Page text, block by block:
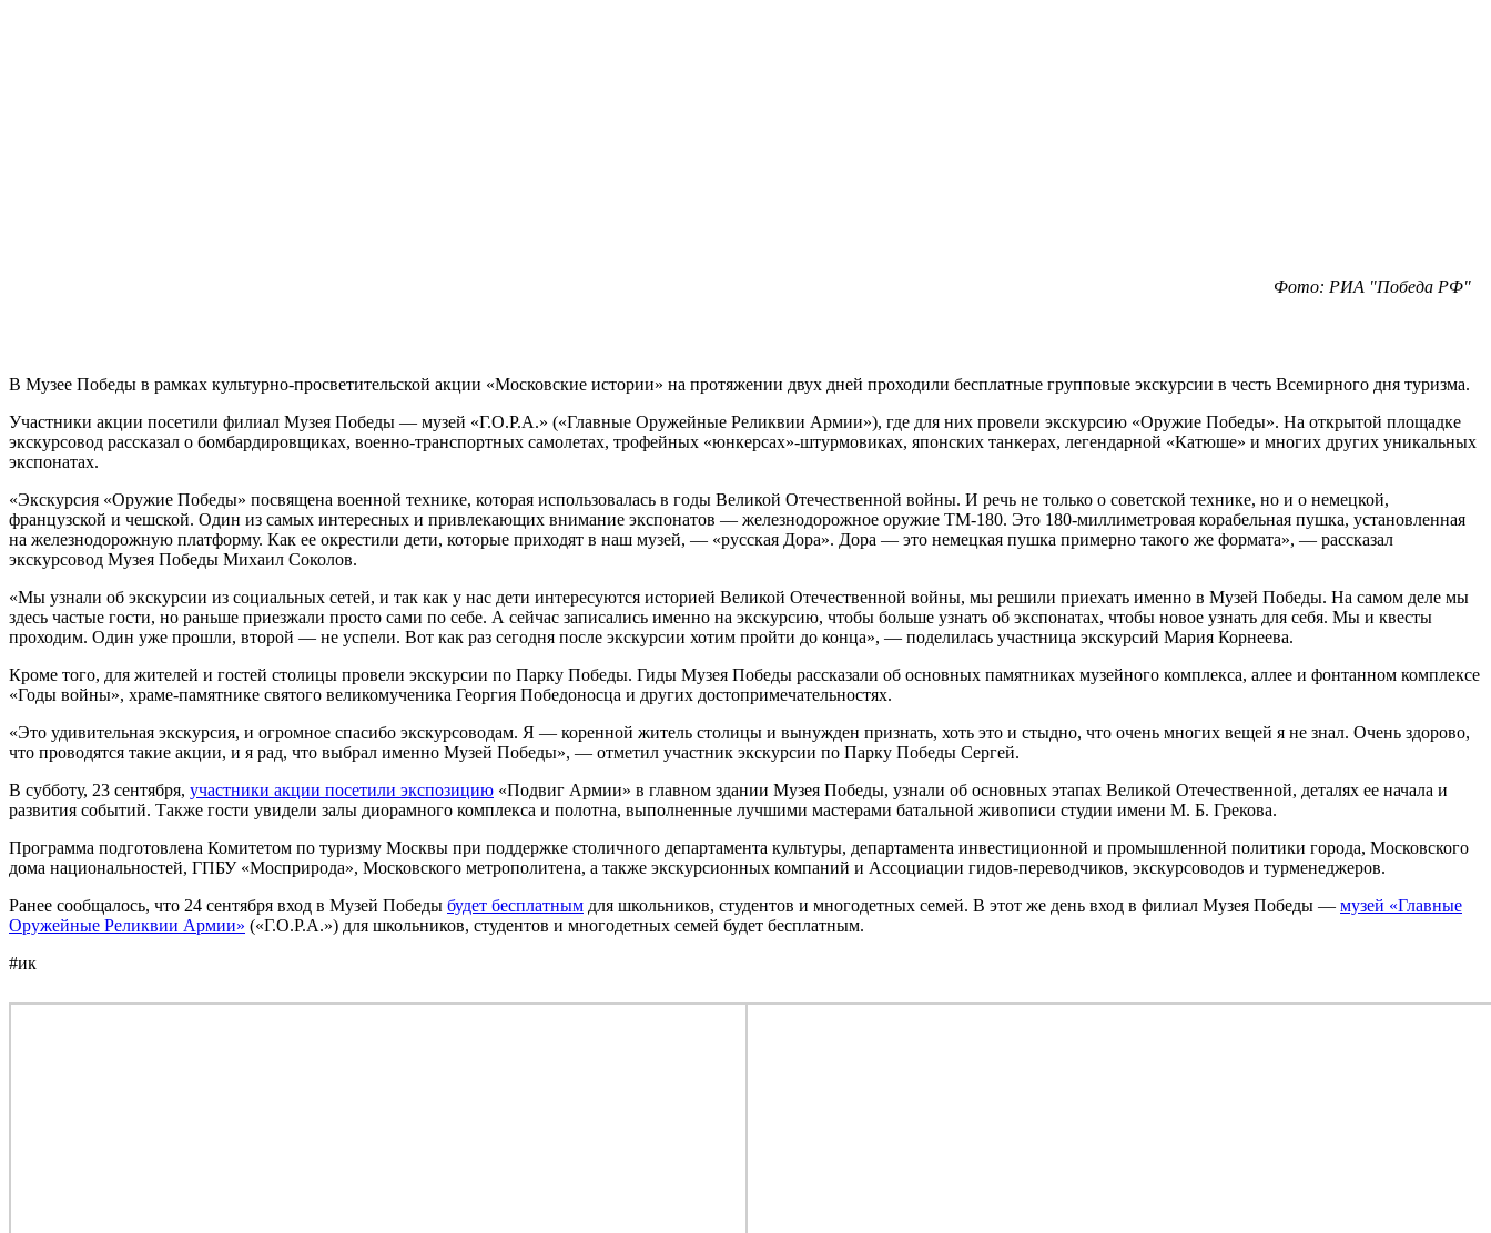
Фото: РИА "Победа РФ"
В Музее Победы в рамках культурно-просветительской акции «Московские истории» на протяжении двух дней проходили бесплатные групповые экскурсии в честь Всемирного дня туризма.
Участники акции посетили филиал Музея Победы — музей «Г.О.Р.А.» («Главные Оружейные Реликвии Армии»), где для них провели экскурсию «Оружие Победы». На открытой площадке
экскурсовод рассказал о бомбардировщиках, военно-транспортных самолетах, трофейных «юнкерсах»-штурмовиках, японских танкерах, легендарной «Катюше» и многих других уникальных
экспонатах.
«Экскурсия «Оружие Победы» посвящена военной технике, которая использовалась в годы Великой Отечественной войны. И речь не только о советской технике, но и о немецкой,
французской и чешской. Один из самых интересных и привлекающих внимание экспонатов — железнодорожное оружие ТМ-180. Это 180-миллиметровая корабельная пушка, установленная
на железнодорожную платформу. Как ее окрестили дети, которые приходят в наш музей, — «русская Дора». Дора — это немецкая пушка примерно такого же формата», — рассказал
экскурсовод Музея Победы Михаил Соколов.
«Мы узнали об экскурсии из социальных сетей, и так как у нас дети интересуются историей Великой Отечественной войны, мы решили приехать именно в Музей Победы. На самом деле мы
здесь частые гости, но раньше приезжали просто сами по себе. А сейчас записались именно на экскурсию, чтобы больше узнать об экспонатах, чтобы новое узнать для себя. Мы и квесты
проходим. Один уже прошли, второй — не успели. Вот как раз сегодня после экскурсии хотим пройти до конца», — поделилась участница экскурсий Мария Корнеева.
Кроме того, для жителей и гостей столицы провели экскурсии по Парку Победы. Гиды Музея Победы рассказали об основных памятниках музейного комплекса, аллее и фонтанном комплексе
«Годы войны», храме-памятнике святого великомученика Георгия Победоносца и других достопримечательностях.
«Это удивительная экскурсия, и огромное спасибо экскурсоводам. Я — коренной житель столицы и вынужден признать, хоть это и стыдно, что очень многих вещей я не знал. Очень здорово,
что проводятся такие акции, и я рад, что выбрал именно Музей Победы», — отметил участник экскурсии по Парку Победы Сергей.
В субботу, 23 сентября, участники акции посетили экспозицию «Подвиг Армии» в главном здании Музея Победы, узнали об основных этапах Великой Отечественной, деталях ее начала и
развития событий. Также гости увидели залы диорамного комплекса и полотна, выполненные лучшими мастерами батальной живописи студии имени М. Б. Грекова.
Программа подготовлена Комитетом по туризму Москвы при поддержке столичного департамента культуры, департамента инвестиционной и промышленной политики города, Московского
дома национальностей, ГПБУ «Мосприрода», Московского метрополитена, а также экскурсионных компаний и Ассоциации гидов-переводчиков, экскурсоводов и турменеджеров.
Ранее сообщалось, что 24 сентября вход в Музей Победы будет бесплатным для школьников, студентов и многодетных семей. В этот же день вход в филиал Музея Победы — музей «Главные
Оружейные Реликвии Армии» («Г.О.Р.А.») для школьников, студентов и многодетных семей будет бесплатным.
#ик